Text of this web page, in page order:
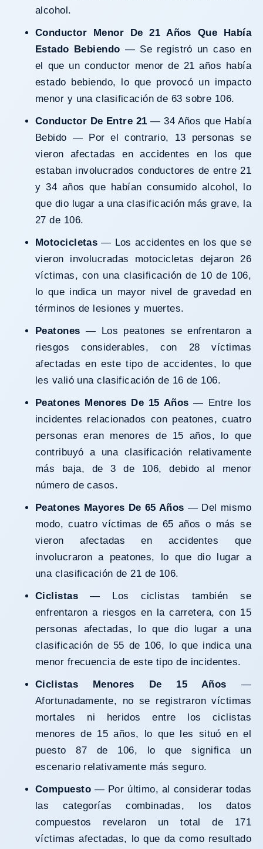
alcohol.
Conductor Menor De 21 Años Que Había
Estado Bebiendo — Se registró un caso en
el que un conductor menor de 21 años había
estado bebiendo, lo que provocó un impacto
menor y una clasificación de 63 sobre 106.
Conductor De Entre 21 — 34 Años que Había
Bebido — Por el contrario, 13 personas se
vieron afectadas en accidentes en los que
estaban involucrados conductores de entre 21
y 34 años que habían consumido alcohol, lo
que dio lugar a una clasificación más grave, la
27 de 106.
Motocicletas — Los accidentes en los que se
vieron involucradas motocicletas dejaron 26
víctimas, con una clasificación de 10 de 106,
lo que indica un mayor nivel de gravedad en
términos de lesiones y muertes.
Peatones — Los peatones se enfrentaron a
riesgos considerables, con 28 víctimas
afectadas en este tipo de accidentes, lo que
les valió una clasificación de 16 de 106.
Peatones Menores De 15 Años — Entre los
incidentes relacionados con peatones, cuatro
personas eran menores de 15 años, lo que
contribuyó a una clasificación relativamente
más baja, de 3 de 106, debido al menor
número de casos.
Peatones Mayores De 65 Años — Del mismo
modo, cuatro víctimas de 65 años o más se
vieron afectadas en accidentes que
involucraron a peatones, lo que dio lugar a
una clasificación de 21 de 106.
Ciclistas — Los ciclistas también se
enfrentaron a riesgos en la carretera, con 15
personas afectadas, lo que dio lugar a una
clasificación de 55 de 106, lo que indica una
menor frecuencia de este tipo de incidentes.
Ciclistas Menores De 15 Años —
Afortunadamente, no se registraron víctimas
mortales ni heridos entre los ciclistas
menores de 15 años, lo que les situó en el
puesto 87 de 106, lo que significa un
escenario relativamente más seguro.
Compuesto — Por último, al considerar todas
las categorías combinadas, los datos
compuestos revelaron un total de 171
víctimas afectadas, lo que da como resultado